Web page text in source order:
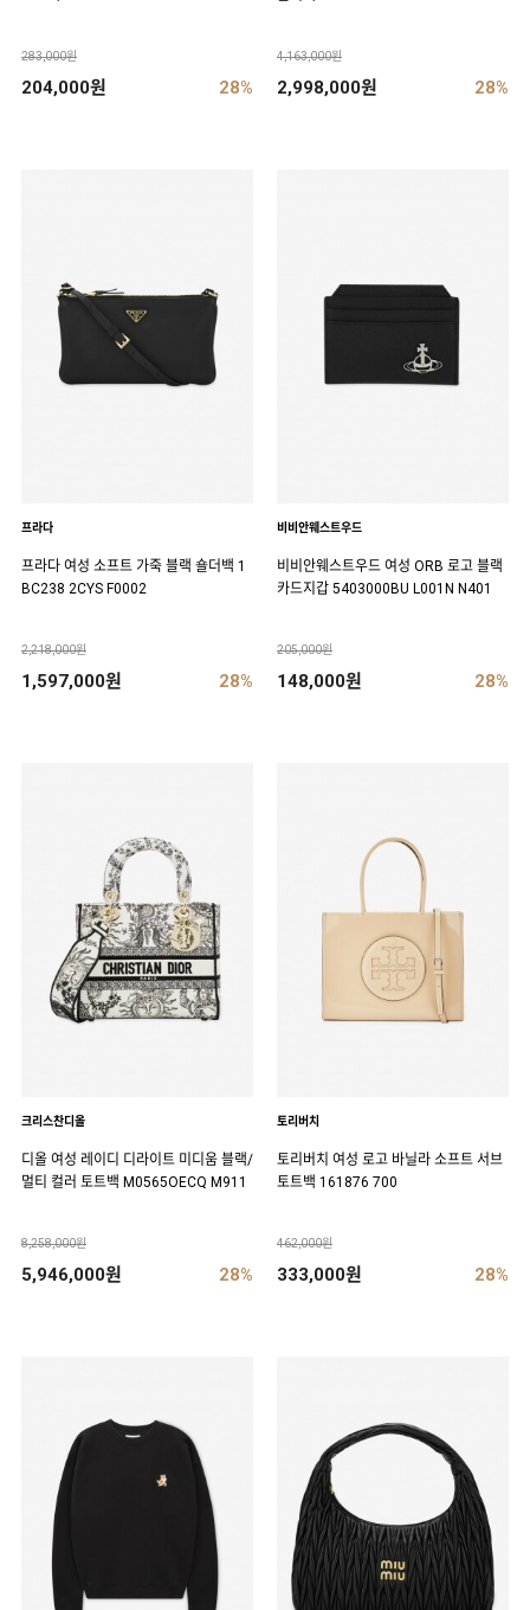
283,000원
204,000원 28%
4,163,000원
2,998,000원 28%
프라다
프라다 여성 소프트 가죽 블랙 숄더백 1
BC238 2CYS F0002
2,218,000원
1,597,000원 28%
비비안웨스트우드
비비안웨스트우드 여성 ORB 로고 블랙
카드지갑 5403000BU L001N N401
205,000원
148,000원 28%
크리스찬디올
디올 여성 레이디 디라이트 미디움 블랙/
멀티 컬러 토트백 M0565OECQ M911
8,258,000원
5,946,000원 28%
토리버치
토리버치 여성 로고 바닐라 소프트 서브
토트백 161876 700
462,000원
333,000원 28%